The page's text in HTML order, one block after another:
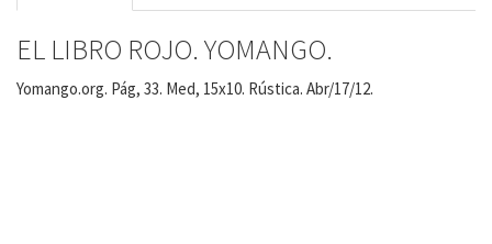
EL LIBRO ROJO. YOMANGO.
Yomango.org. Pág, 33. Med, 15x10. Rústica. Abr/17/12.